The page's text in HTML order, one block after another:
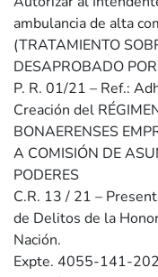
ambulancia de alta
(TRATAMIENTO
DESAPROBADO
P. R. 01/21 – Ref.:
Creación del
BONAERENSES
A COMISIÓN DE
PODERES
C.R. 13 / 21 –
de Delitos de la
Nación.
Expte. 4055-141-